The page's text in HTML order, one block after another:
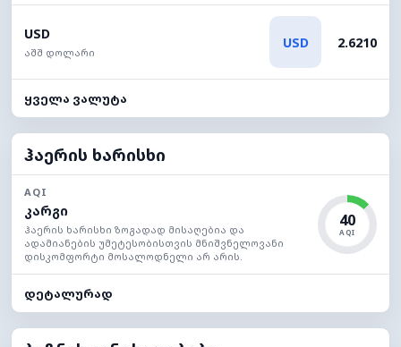
USD
აშშ დოლარი
USD 2.6210
ყველა ვალუტა
ჰაერის ხარისხი
AQI
კარგი
ჰაერის ხარისხი ზოგადად მისაღებია და
ადამიანების უმეტესობისთვის მნიშვნელოვანი
დისკომფორტი მოსალოდნელი არ არის.
40
AQI
დეტალურად